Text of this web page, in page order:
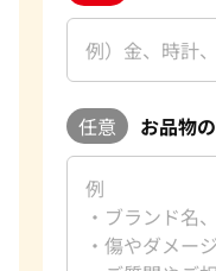
おたからやのブランド
ブランド品買取専門査定員
好きな言葉理路整然
好きなブランドカルティ
過去の買取品例
おたからやでは、毎日
ます。私たちは海外に
任意 お品物